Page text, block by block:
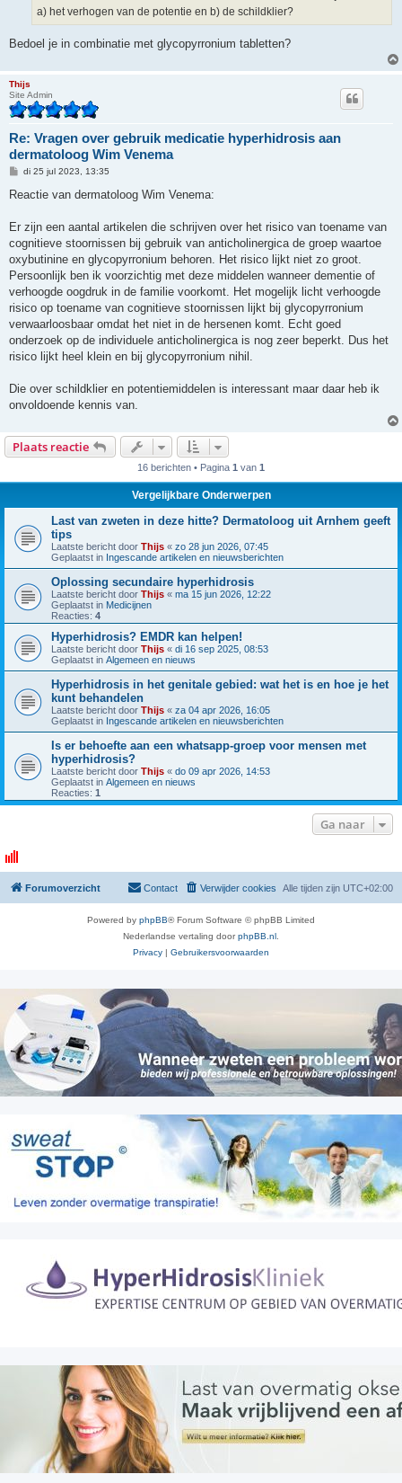
a) het verhogen van de potentie en b) de schildklier?
Bedoel je in combinatie met glycopyrronium tabletten?
Thijs
Site Admin
Re: Vragen over gebruik medicatie hyperhidrosis aan
dermatoloog Wim Venema
B
r
h
di 25 jul 2023, 13:35
Reactie van dermatoloog Wim Venema:
Er zijn een aantal artikelen die schrijven over het risico van toename van
cognitieve stoornissen bij gebruik van anticholinergica de groep waartoe
oxybutinine en glycopyrronium behoren. Het risico lijkt niet zo groot.
Persoonlijk ben ik voorzichtig met deze middelen wanneer dementie of
verhoogde oogdruk in de familie voorkomt. Het mogelijk licht verhoogde
risico op toename van cognitieve stoornissen lijkt bij glycopyrronium
verwaarloosbaar omdat het niet in de hersenen komt. Echt goed
onderzoek op de individuele anticholinergica is nog zeer beperkt. Dus het
risico lijkt heel klein en bij glycopyrronium nihil.
Die over schildklier en potentiemiddelen is interessant maar daar heb ik
onvoldoende kennis van.
Plaats reactie
16 berichten • Pagina 1 van 1
Vergelijkbare Onderwerpen
Last van zweten in deze hitte? Dermatoloog uit Arnhem geeft
tips
Laatste bericht door Thijs « zo 28 jun 2026, 07:45
Geplaatst in Ingescande artikelen en nieuwsberichten
Oplossing secundaire hyperhidrosis
Laatste bericht door Thijs « ma 15 jun 2026, 12:22
Geplaatst in Medicijnen
Reacties: 4
Hyperhidrosis? EMDR kan helpen!
Laatste bericht door Thijs « di 16 sep 2025, 08:53
Geplaatst in Algemeen en nieuws
Hyperhidrosis in het genitale gebied: wat het is en hoe je het
kunt behandelen
Laatste bericht door Thijs « za 04 apr 2026, 16:05
Geplaatst in Ingescande artikelen en nieuwsberichten
Is er behoefte aan een whatsapp-groep voor mensen met
hyperhidrosis?
Laatste bericht door Thijs « do 09 apr 2026, 14:53
Geplaatst in Algemeen en nieuws
Reacties: 1
Ga naar
Forumoverzicht Alle tijden zijn UTC+02:00
Verwijder cookies
Contact
Powered by phpBB® Forum Software © phpBB Limited
Nederlandse vertaling doorphpBB.nl.
Privacy | Gebruikersvoorwaarden